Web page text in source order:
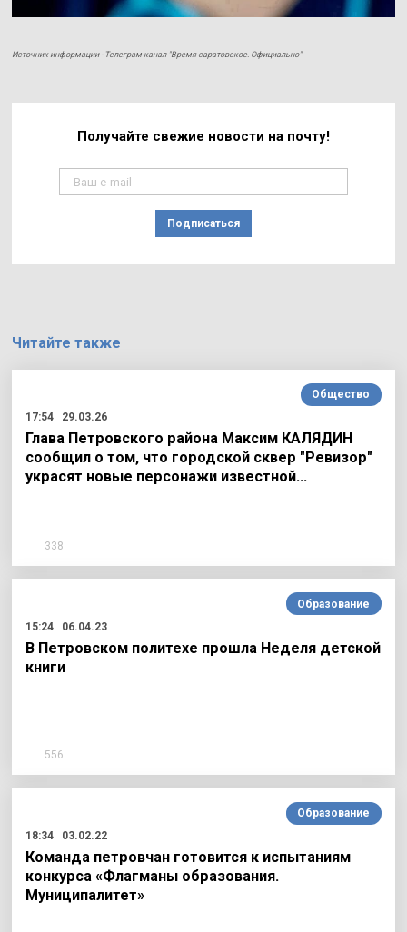
Источник информации - Телеграм-канал "Время саратовское. Официально"
Получайте свежие новости на почту!
Подписаться
Читайте также
Общество
17:54
29.03.26
Глава Петровского района Максим КАЛЯДИН
сообщил о том, что городской сквер "Ревизор"
украсят новые персонажи известной…
338
Образование
15:24
06.04.23
В Петровском политехе прошла Неделя детской
книги
556
Образование
18:34
03.02.22
Команда петровчан готовится к испытаниям
конкурса «Флагманы образования.
Муниципалитет»